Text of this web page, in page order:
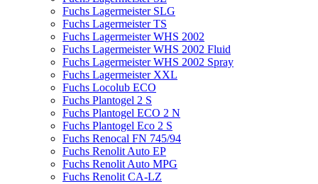
Fuchs Lagermeister SLG
Fuchs Lagermeister TS
Fuchs Lagermeister WHS 2002
Fuchs Lagermeister WHS 2002 Fluid
Fuchs Lagermeister WHS 2002 Spray
Fuchs Lagermeister XXL
Fuchs Locolub ECO
Fuchs Plantogel 2 S
Fuchs Plantogel ECO 2 N
Fuchs Plantogel Eco 2 S
Fuchs Renocal FN 745/94
Fuchs Renolit Auto EP
Fuchs Renolit Auto MPG
Fuchs Renolit CA-LZ